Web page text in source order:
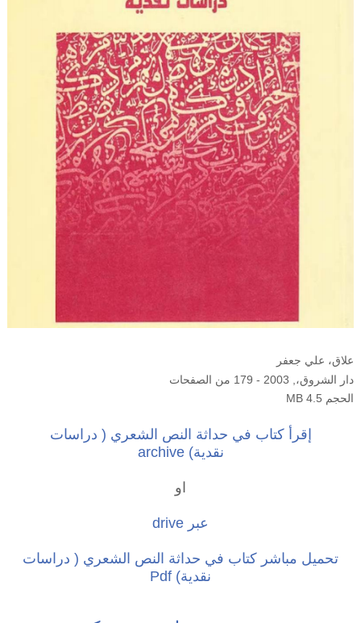
علاق، علي جعفر
دار الشروق،
179 من الصفحات
الحجم 4.5 MB
إقرأ كتاب في حداثة النص الشعري ( دراسات
نقدية) archive
او
عبر drive
تحميل مباشر كتاب في حداثة النص الشعري ( دراسات
نقدية) Pdf